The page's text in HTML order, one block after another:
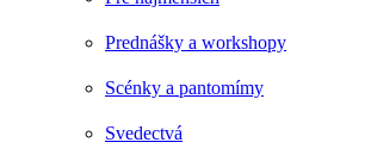
Prednášky a workshopy
Scénky a pantomímy
Svedectvá